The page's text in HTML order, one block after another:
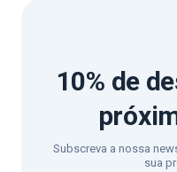
10% de
Subscreva a nossa
sua